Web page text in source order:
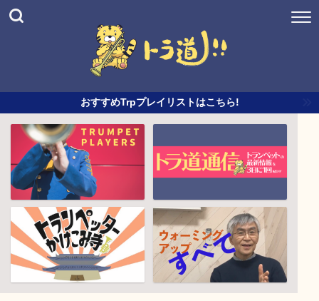
おすすめTrpプレイリストはこちら!